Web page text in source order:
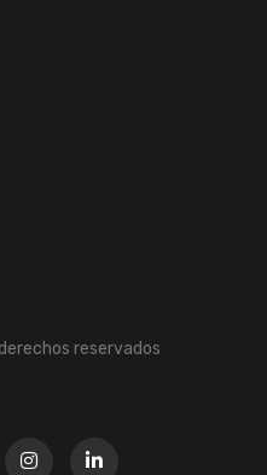
reservados